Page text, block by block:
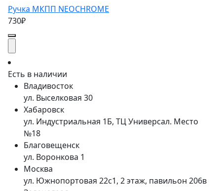
Ручка МКПП NEOCHROME
730₽
Есть в наличии
Владивосток
ул. Выселковая 30
Хабаровск
ул. Индустриальная 1Б, ТЦ Универсал. Место
№18
Благовещенск
ул. Воронкова 1
Москва
ул. Южнопортовая 22с1, 2 этаж, павильон 206в